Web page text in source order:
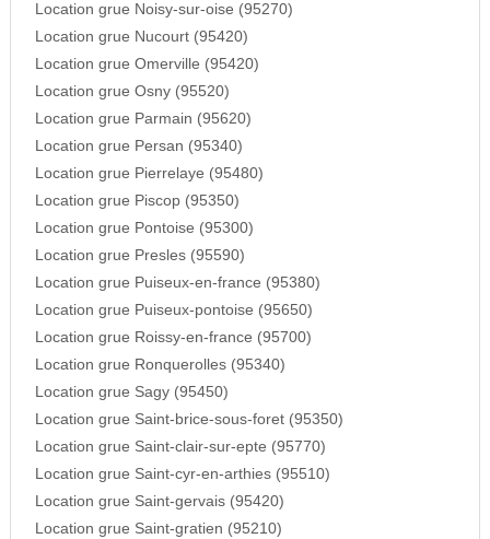
Location grue Noisy-sur-oise (95270)
Location grue Nucourt (95420)
Location grue Omerville (95420)
Location grue Osny (95520)
Location grue Parmain (95620)
Location grue Persan (95340)
Location grue Pierrelaye (95480)
Location grue Piscop (95350)
Location grue Pontoise (95300)
Location grue Presles (95590)
Location grue Puiseux-en-france (95380)
Location grue Puiseux-pontoise (95650)
Location grue Roissy-en-france (95700)
Location grue Ronquerolles (95340)
Location grue Sagy (95450)
Location grue Saint-brice-sous-foret (95350)
Location grue Saint-clair-sur-epte (95770)
Location grue Saint-cyr-en-arthies (95510)
Location grue Saint-gervais (95420)
Location grue Saint-gratien (95210)